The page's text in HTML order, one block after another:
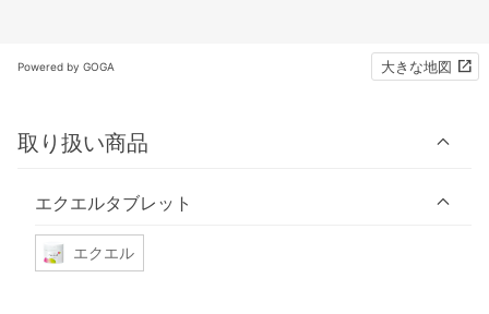
Powered by GOGA 大きな地図
取り扱い商品
エクエルタブレット
エクエル